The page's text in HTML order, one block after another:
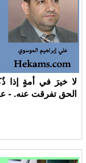
لا خيرَ في أمةٍ إذا
الحق تفرقت عنه. -